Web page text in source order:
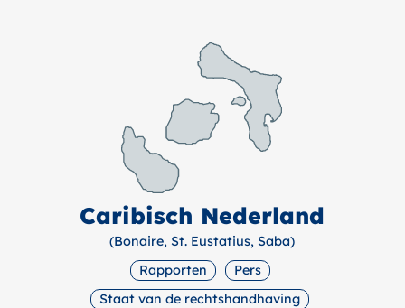
Caribisch Nederland
(Bonaire, St. Eustatius, Saba)
Rapporten
Pers
Staat van de rechtshandhaving